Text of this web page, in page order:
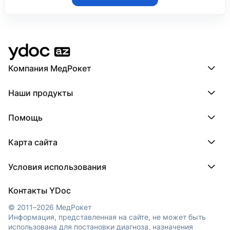
Компания МедРокет
О YDoc
Наши продукты
ПроТаблетки
МедТочка
Помощь
Регистрация врача
Карта сайта
Регионы
Клиники
Условия использования
Обработка персональных данных
Контакты YDoc
© 2011–2026 МедРокет
Информация, представленная на сайте, не может быть
использована для постановки диагноза, назначения